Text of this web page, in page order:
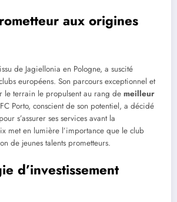
aux origines
de Jagiellonia en Pologne, a suscité
européens. Son parcours exceptionnel et
le terrain le propulsent au rang de meilleur
Porto, conscient de son potentiel, a décidé
s’assurer ses services avant la
met en lumière l’importance que le club
de jeunes talents prometteurs.
d’investissement